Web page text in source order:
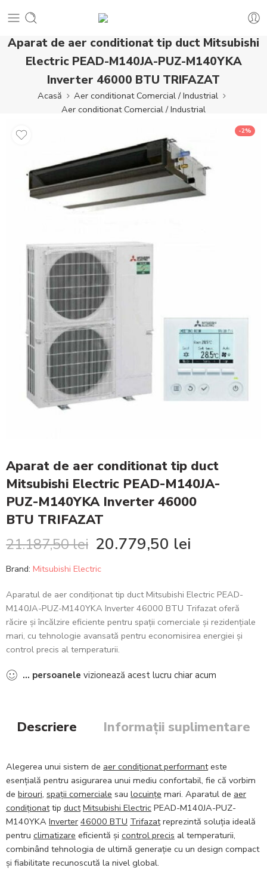
Aparat de aer conditionat tip duct Mitsubishi
Electric PEAD-M140JA-PUZ-M140YKA
Inverter 46000 BTU TRIFAZAT
Acasă
Aer conditionat Comercial / Industrial
Aer conditionat Comercial / Industrial
-2%
Aparat de aer conditionat tip duct
Mitsubishi Electric PEAD-M140JA-
PUZ-M140YKA Inverter 46000
BTU TRIFAZAT
21.187,50lei 20.779,50 lei
Brand: Mitsubishi Electric
Aparatul de aer condiționat tip duct Mitsubishi Electric PEAD-
M140JA-PUZ-M140YKA Inverter 46000 BTU Trifazat oferă
răcire și încălzire eficiente pentru spații comerciale și rezidențiale
mari, cu tehnologie avansată pentru economisirea energiei și
control precis al temperaturii.
... persoanele vizionează acest lucru chiar acum
Descriere Informații suplimentare
Alegerea unui sistem de aer condiționat performanteste
esențială pentru asigurarea unui mediu confortabil, fie că vorbim
de birouri, spații comerciale sau locuințe mari. Aparatul de aer
condiționattip duct Mitsubishi Electric PEAD-M140JA-PUZ-
M140YKA Inverter 46000 BTU Trifazatreprezintă soluția ideală
pentru climatizare eficientă și control precis al temperaturii,
combinând tehnologia de ultimă generație cu un design compact
și fiabilitate recunoscută la nivel global.